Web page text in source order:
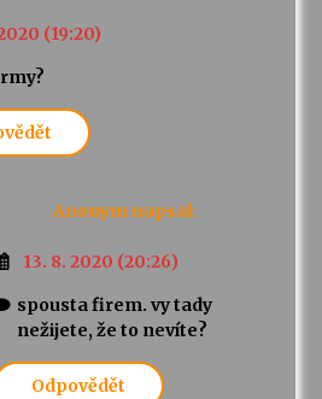
(19:20)
Anonym napsal:
13. 8. 2020 (20:26)
spousta firem. vy tady
nežijete, že to nevíte?
Odpovědět